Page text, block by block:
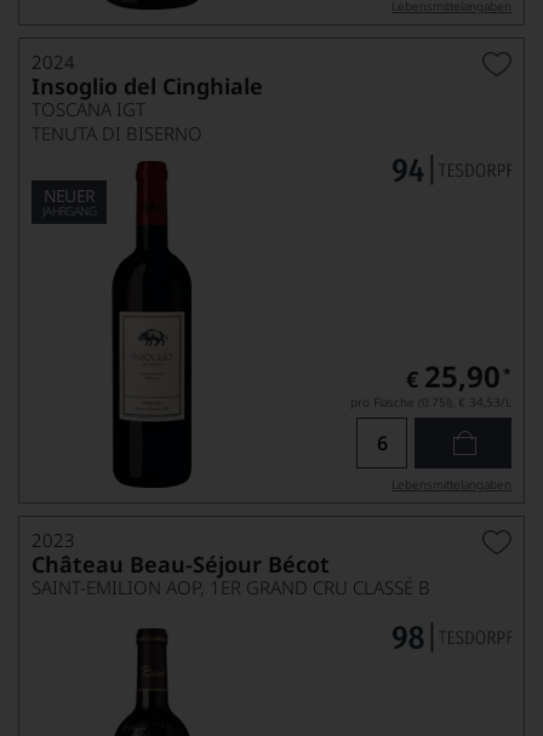
Lebensmittel­angaben
2024
Insoglio del Cinghiale
TOSCANA IGT
TENUTA DI BISERNO
NEUER
JAHRGANG
€ 25,90 *
pro Flasche (0.75l), € 34,53/L
Lebensmittel­angaben
2023
Château Beau-Séjour Bécot
SAINT-EMILION AOP, 1ER GRAND CRU CLASSÉ B